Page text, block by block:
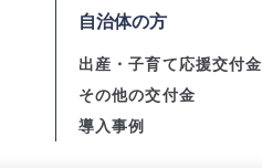
自治体の方
出産・子育て応援交付金
その他の交付金
導入事例